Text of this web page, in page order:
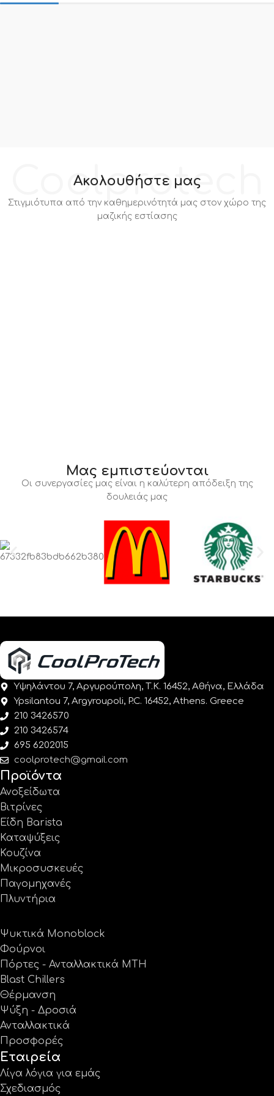
Coolprotech
Ακολουθήστε μας
Στιγμιότυπα από την καθημερινότητά μας στον χώρο της
μαζικής εστίασης
Μας εμπιστεύονται
Οι συνεργασίες μας είναι η καλύτερη απόδειξη της
δουλειάς μας
Υψηλάντου 7, Αργυρούπολη, Τ.Κ. 16452, Αθήνα, Ελλάδα
Ypsilantou 7, Argyroupoli, P.C. 16452, Athens. Greece
210 3426570
210 3426574
695 6202015
coolprotech@gmail.com
Προϊόντα
Ανοξείδωτα
Βιτρίνες
Είδη Barista
Καταψύξεις
Κουζίνα
Μικροσυσκευές
Παγομηχανές
Πλυντήρια
Ψυκτικά Monoblock
Φούρνοι
Πόρτες - Ανταλλακτικά MTH
Blast Chillers
Θέρμανση
Ψύξη - Δροσιά
Ανταλλακτικά
Προσφορές
Εταιρεία
Λίγα λόγια για εμάς
Σχεδιασμός